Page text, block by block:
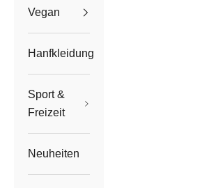
Vegan
Hanfkleidung
Sport &
Freizeit
Neuheiten